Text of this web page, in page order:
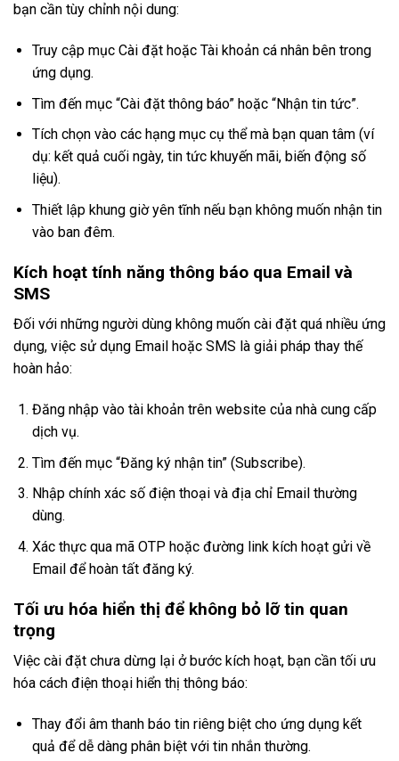
bạn cần tùy chỉnh nội dung:
Truy cập mục Cài đặt hoặc Tài khoản cá nhân bên trong
ứng dụng.
Tìm đến mục “Cài đặt thông báo” hoặc “Nhận tin tức”.
Tích chọn vào các hạng mục cụ thể mà bạn quan tâm (ví
dụ: kết quả cuối ngày, tin tức khuyến mãi, biến động số
liệu).
Thiết lập khung giờ yên tĩnh nếu bạn không muốn nhận tin
vào ban đêm.
Kích hoạt tính năng thông báo qua Email và
SMS
Đối với những người dùng không muốn cài đặt quá nhiều ứng
dụng, việc sử dụng Email hoặc SMS là giải pháp thay thế
hoàn hảo:
Đăng nhập vào tài khoản trên website của nhà cung cấp
dịch vụ.
Tìm đến mục “Đăng ký nhận tin” (Subscribe).
Nhập chính xác số điện thoại và địa chỉ Email thường
dùng.
Xác thực qua mã OTP hoặc đường link kích hoạt gửi về
Email để hoàn tất đăng ký.
Tối ưu hóa hiển thị để không bỏ lỡ tin quan
trọng
Việc cài đặt chưa dừng lại ở bước kích hoạt, bạn cần tối ưu
hóa cách điện thoại hiển thị thông báo:
Thay đổi âm thanh báo tin riêng biệt cho ứng dụng kết
quả để dễ dàng phân biệt với tin nhắn thường.